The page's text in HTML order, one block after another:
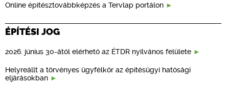
Online építésztovábbképzés a Tervlap portálon
ÉPÍTÉSI JOG
2026. június 30-ától elérhető az ÉTDR nyilvános felülete
Helyreállt a törvényes ügyfélkör az építésügyi hatósági
eljárásokban